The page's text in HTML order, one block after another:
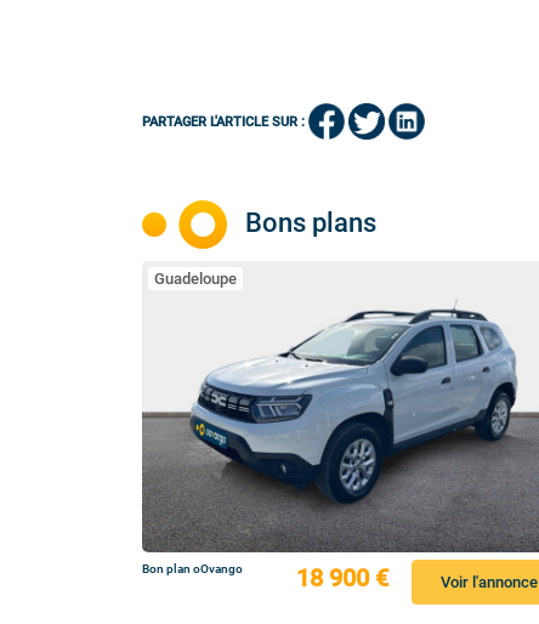
PARTAGER L'ARTICLE SUR :
Bons plans
Guadeloupe
Bon plan oOvango 18 900 € Voir l'annonce